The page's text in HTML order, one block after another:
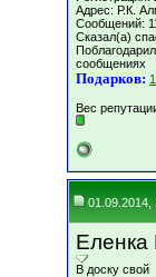
Адрес: Р.К.
Сообщений:
Сказал(а)
сообщениях
Подарков: 1
Вес
01.09.2014,
В доску свой